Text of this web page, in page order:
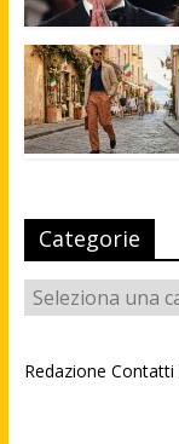
Categorie
Categorie
Redazione Contatti